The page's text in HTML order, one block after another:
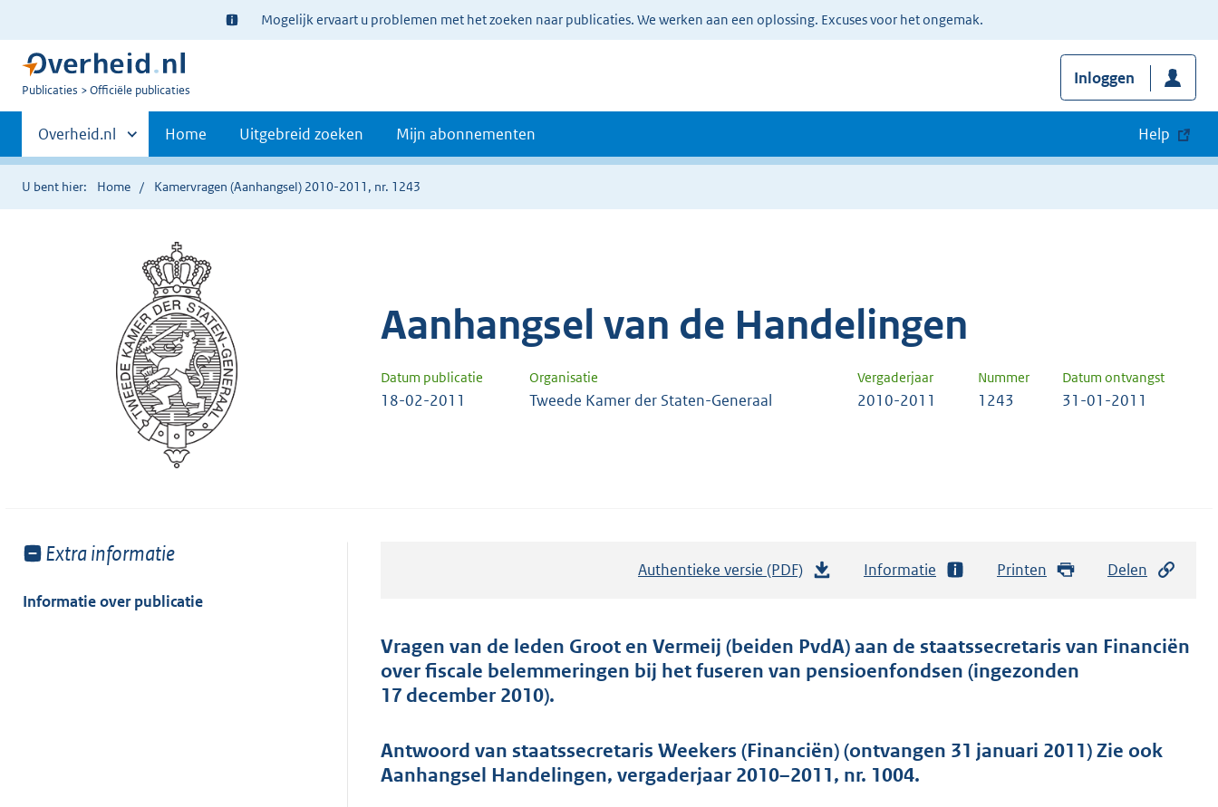
Ter
informatie:
Mogelijk ervaart u problemen met het zoeken naar publicaties. We werken aan een oplossing. Excuses voor het ongemak.
U
Publicaties Officiële publicaties
Inloggen
Primaire
navigatie
Andere
sites
binnen
Overheid.nl Home Uitgebreid zoeken Mijn abonnementen Help
U bent hier: Home Kamervragen (Aanhangsel) 2010-2011, nr. 1243
Aanhangsel van de Handelingen
Datum publicatie Organisatie Vergaderjaar Nummer Datum ontvangst
18-02-2011 Tweede Kamer der Staten-Generaal 2010-2011 1243 31-01-2011
Toon
van:
Extra informatie
Informatie over publicatie
Authentieke versie (PDF)
t
a
s
g
Informatie Printen Delen
Vragen van de leden Groot en Vermeij (beiden PvdA) aan de staatssecretaris van Financiën
over fiscale belemmeringen bij het fuseren van pensioenfondsen (ingezonden
17 december 2010).
Antwoord van staatssecretaris Weekers (Financiën) (ontvangen 31 januari 2011) Zie ook
Aanhangsel Handelingen, vergaderjaar 2010–2011, nr. 1004.